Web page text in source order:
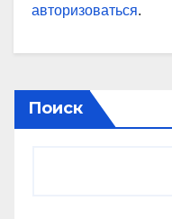
авторизоваться.
Поиск